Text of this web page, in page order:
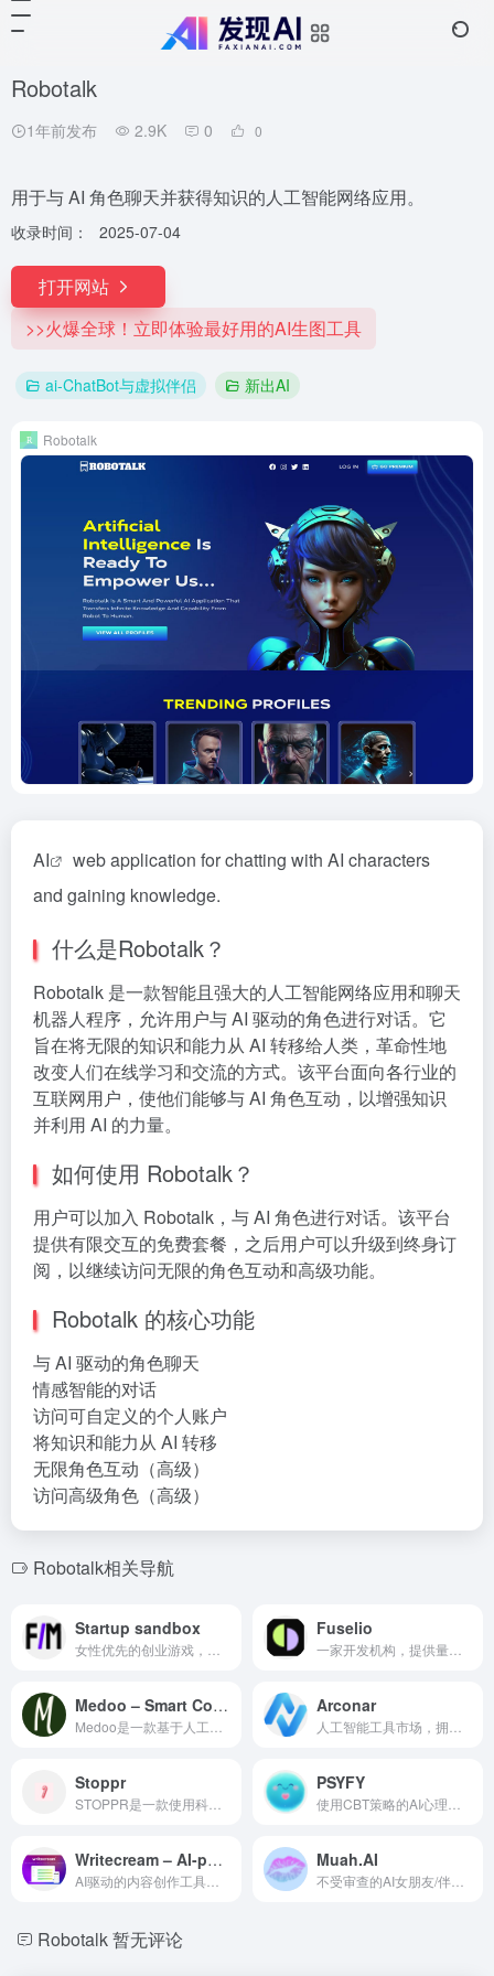
Robotalk
1年前发布 2.9K 0 0
用于与 AI 角色聊天并获得知识的人工智能网络应用。
收录时间： 2025-07-04
打开网站
>>火爆全球！立即体验最好用的AI生图工具
ai-ChatBot与虚拟伴侣 新出AI
Robotalk
AI
web application for chatting with AI characters
and gaining knowledge.
什么是Robotalk？
Robotalk 是一款智能且强大的人工智能网络应用和聊天
机器人程序，允许用户与 AI 驱动的角色进行对话。它
旨在将无限的知识和能力从 AI 转移给人类，革命性地
改变人们在线学习和交流的方式。该平台面向各行业的
互联网用户，使他们能够与 AI 角色互动，以增强知识
并利用 AI 的力量。
如何使用 Robotalk？
用户可以加入 Robotalk，与 AI 角色进行对话。该平台
提供有限交互的免费套餐，之后用户可以升级到终身订
阅，以继续访问无限的角色互动和高级功能。
Robotalk 的核心功能
与 AI 驱动的角色聊天
情感智能的对话
访问可自定义的个人账户
将知识和能力从 AI 转移
无限角色互动（高级）
访问高级角色（高级）
Robotalk相关导航
Startup sandbox Fuselio
Medoo – Smart Coaching Software Arconar
Stoppr PSYFY
Writecream – AI-powered writing assistant Muah.AI
Robotalk暂无评论